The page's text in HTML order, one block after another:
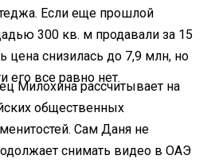
Если еще прошлой
300 кв. м продавали за 15
цена снизилась до 7,9 млн, но
его все равно нет.
Милохина рассчитывает на
общественных
Сам Даня не
снимать видео в ОАЭ